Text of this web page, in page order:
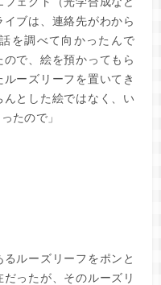
ブは、連絡先がわから
を調べて向かったんで
で、絵を預かってもら
ーズリーフを置いてき
とした絵ではなく、い
たので」
ルーズリーフをポンと
ったが、そのルーズリ